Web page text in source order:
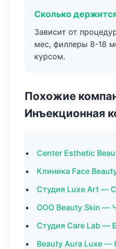
Сколько
Зависит от
мес, филлеры 8-18
курсом.
Похожие
Инъекционная
Center Esthetic
Клиника Face
Студия Luxe Art —
ООО Beauty Skin —
Студия Care Lab —
Beauty Aura Luxe —